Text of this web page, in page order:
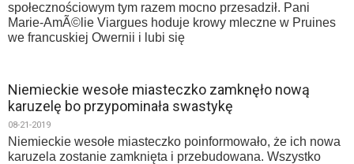
społecznościowym tym razem mocno przesadził. Pani
Marie-AmÃ©lie Viargues hoduje krowy mleczne w Pruines
we francuskiej Owernii i lubi się
Niemieckie wesołe miasteczko zamknęło nową
karuzelę bo przypominała swastykę
08-21-2019
Niemieckie wesołe miasteczko poinformowało, że ich nowa
karuzela zostanie zamknięta i przebudowana. Wszystko